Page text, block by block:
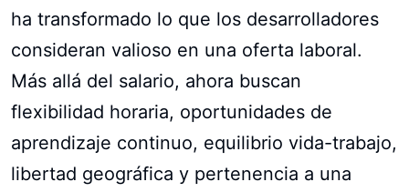
ha transformado lo que los desarrolladores
consideran valioso en una oferta laboral.
Más allá del salario, ahora buscan
flexibilidad horaria, oportunidades de
aprendizaje continuo, equilibrio vida-trabajo,
libertad geográfica y pertenencia a una